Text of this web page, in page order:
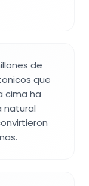
de
que
cima ha
natural